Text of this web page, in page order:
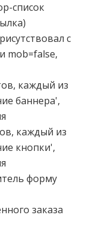
список
с
mob=false,
каждый из
баннера',
каждый из
кнопки',
форму
заказа